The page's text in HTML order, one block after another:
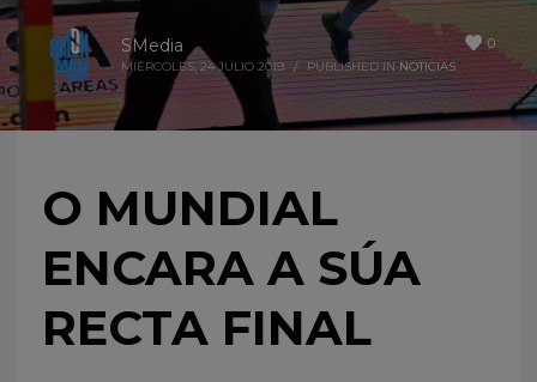
0
SMedia
MIÉRCOLES, 24 JULIO 2019 / PUBLISHED IN NOTICIAS
O MUNDIAL
ENCARA A SÚA
RECTA FINAL